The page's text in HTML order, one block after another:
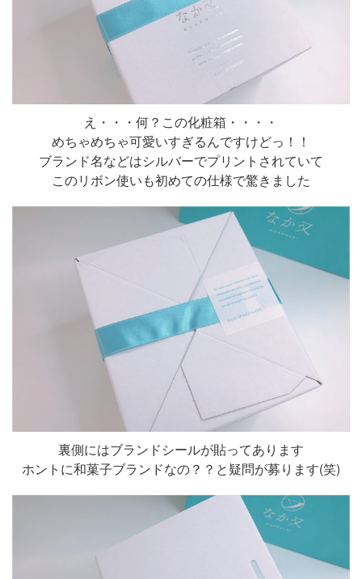
え・・・何？この化粧箱・・・・
めちゃめちゃ可愛いすぎるんですけどっ！！
ブランド名などはシルバーでプリントされていて
このリボン使いも初めての仕様で驚きました
裏側にはブランドシールが貼ってあります
ホントに和菓子ブランドなの？？と疑問が募ります(笑)